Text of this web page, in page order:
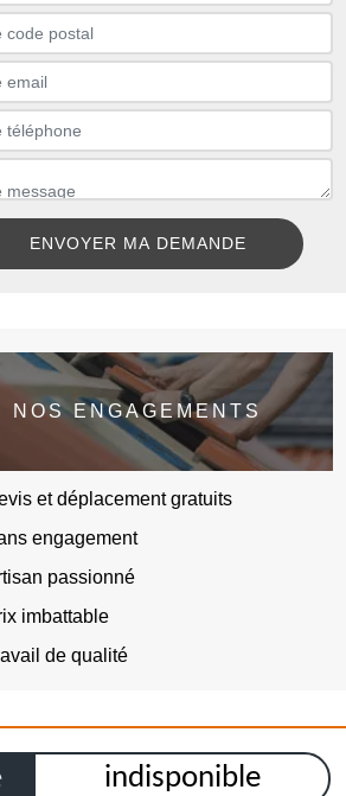
NOS ENGAGEMENTS
et déplacement gratuits
engagement
passionné
imbattable
de qualité
indisponible